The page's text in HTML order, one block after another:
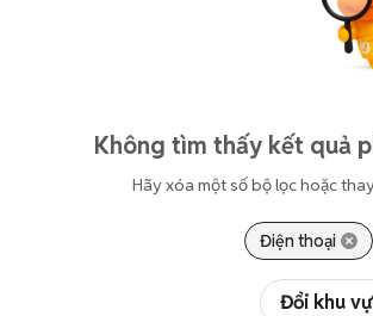
Không tìm thấy kết quả
Hãy xóa một số bộ lọc hoặc
Điện thoại
Đổi khu